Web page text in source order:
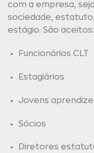
com a empresa,
sociedade,
estágio. São aceitos:
Funcionários CLT
Estagiários
Jovens
Sócios
Diretores